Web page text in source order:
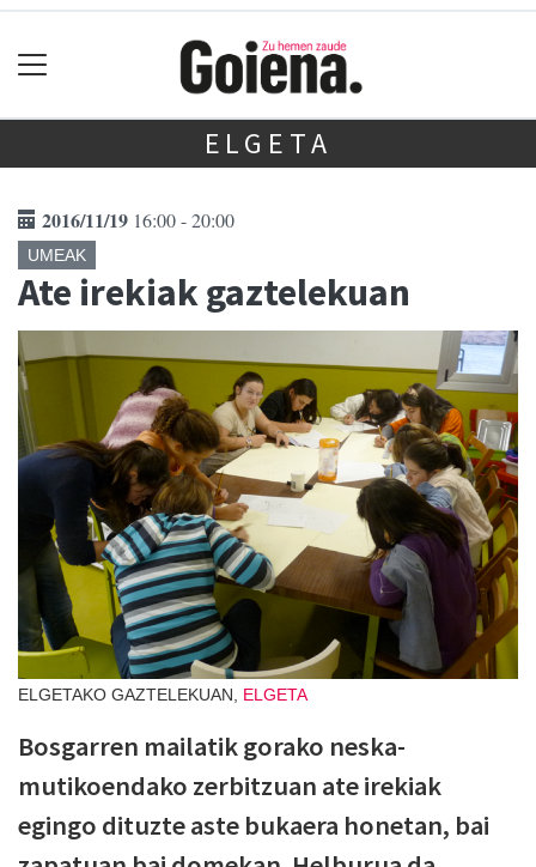
ELGETA
2016/11/19 16:00 - 20:00
UMEAK
Ate irekiak gaztelekuan
ELGETAKO GAZTELEKUAN, ELGETA
Bosgarren mailatik gorako neska-
mutikoendako zerbitzuan ate irekiak
egingo dituzte aste bukaera honetan, bai